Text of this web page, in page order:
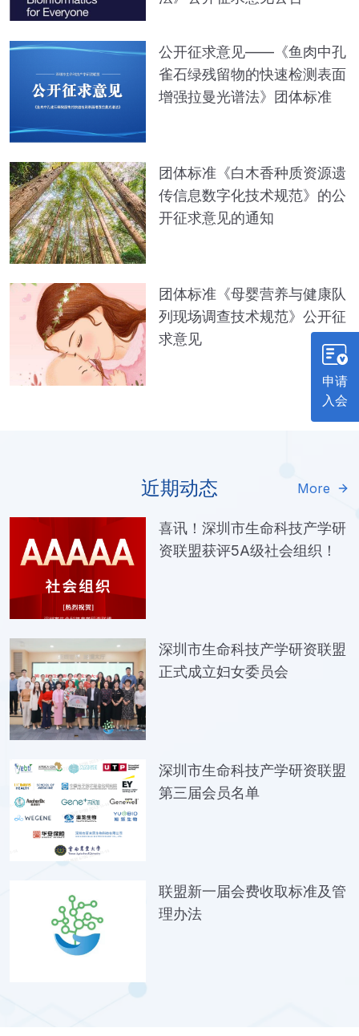
公开征求意见——《鱼肉中孔
雀石绿残留物的快速检测表面
增强拉曼光谱法》团体标准
团体标准《白木香种质资源遗
传信息数字化技术规范》的公
开征求意见的通知
团体标准《母婴营养与健康队
列现场调查技术规范》公开征
求意见
近期动态 More
喜讯！深圳市生命科技产学研
资联盟获评5A级社会组织！
深圳市生命科技产学研资联盟
正式成立妇女委员会
深圳市生命科技产学研资联盟
第三届会员名单
联盟新一届会费收取标准及管
理办法
申请
入会